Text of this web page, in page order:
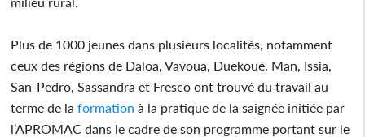
Plus de 1000 jeunes dans plusieurs localités, notamment
ceux des régions de Daloa, Vavoua, Duekoué, Man, Issia,
San-Pedro, Sassandra et Fresco ont trouvé du travail au
terme de laformation à la pratique de la saignée initiée par
l’APROMAC dans le cadre de son programme portant sur le